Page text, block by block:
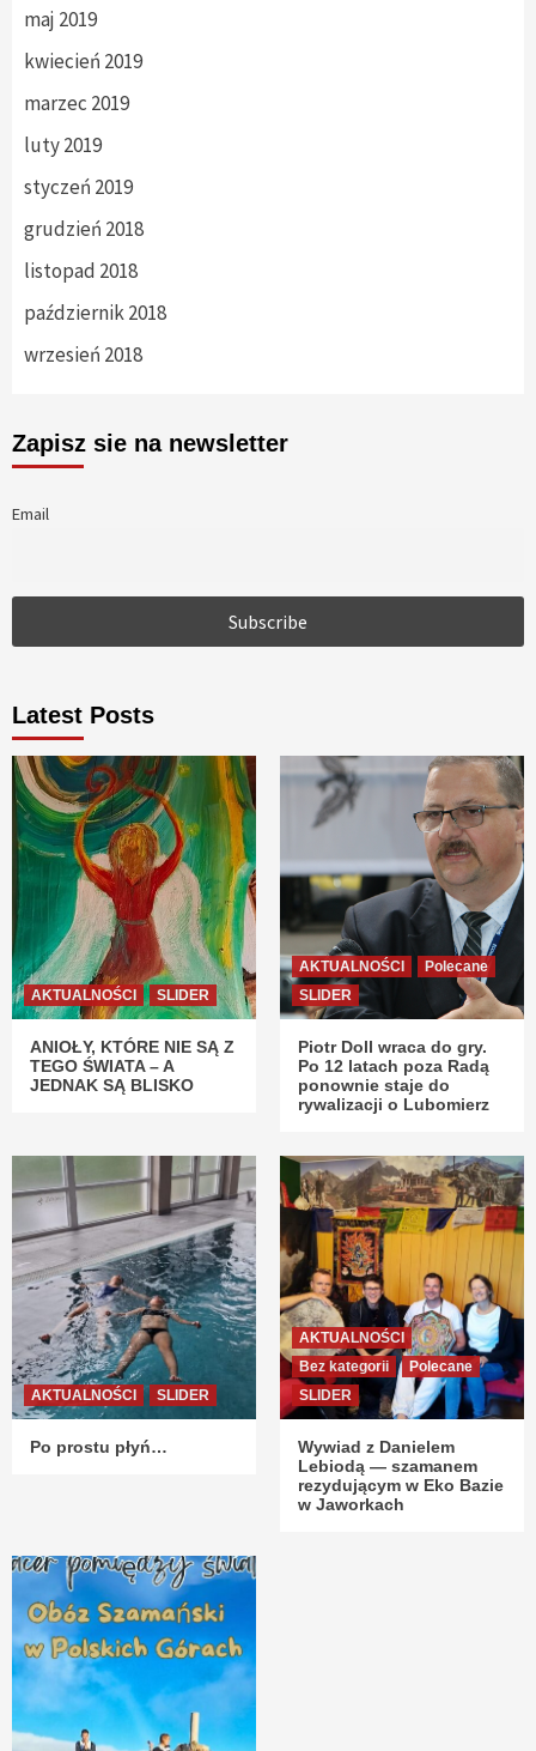
maj 2019
kwiecień 2019
marzec 2019
luty 2019
styczeń 2019
grudzień 2018
listopad 2018
październik 2018
wrzesień 2018
Zapisz sie na newsletter
Email
Latest Posts
AKTUALNOŚCI SLIDER
ANIOŁY, KTÓRE NIE SĄ Z
TEGO ŚWIATA – A
JEDNAK SĄ BLISKO
AKTUALNOŚCI
Polecane
SLIDER
Piotr Doll wraca do gry.
Po 12 latach poza Radą
ponownie staje do
rywalizacji o Lubomierz
AKTUALNOŚCI SLIDER
Po prostu płyń…
AKTUALNOŚCI
Bez kategorii
Polecane
SLIDER
Wywiad z Danielem
Lebiodą — szamanem
rezydującym w Eko Bazie
w Jaworkach